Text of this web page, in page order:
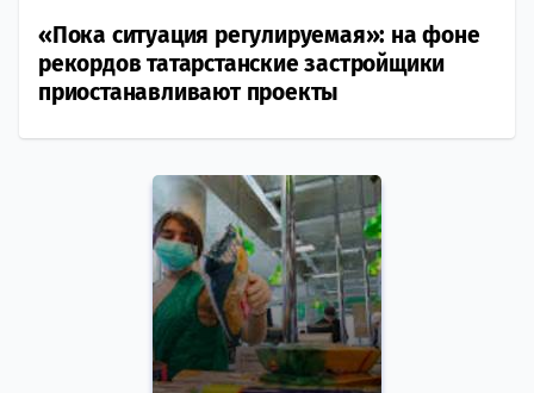
«Пока ситуация регулируемая»: на фоне
рекордов татарстанские застройщики
приостанавливают проекты